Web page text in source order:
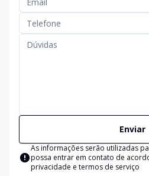
Enviar
As informações serão utilizadas
possa entrar em contato de
privacidade e termos de serviço